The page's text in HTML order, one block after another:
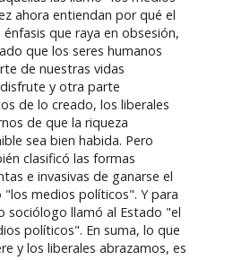
ahora entiendan por qué el
que raya en obsesión,
que los seres humanos
de nuestras vidas
y otra parte
de lo creado, los liberales
de que la riqueza
sea bien habida. Pero
clasificó las formas
e invasivas de ganarse el
medios políticos". Y para
sociólogo llamó al Estado "el
políticos". En suma, lo que
y los liberales abrazamos, es